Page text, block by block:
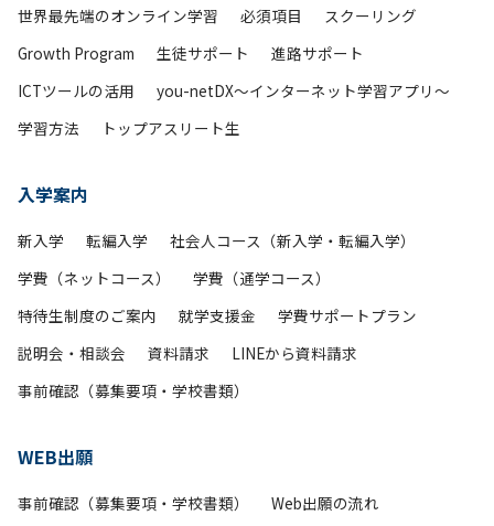
世界最先端のオンライン学習 必須項目
スクーリング
Growth Program
生徒サポート
進路サポート
ICTツールの活用
you-netDX～インターネット学習アプリ～
学習方法
トップアスリート生
入学案内
新入学 転編入学
社会人コース（新入学・転編入学）
学費（ネットコース）
学費（通学コース）
特待生制度のご案内
就学支援金
学費サポートプラン
説明会・相談会
資料請求
LINEから資料請求
事前確認（募集要項・学校書類）
WEB出願
事前確認（募集要項・学校書類）
Web出願の流れ